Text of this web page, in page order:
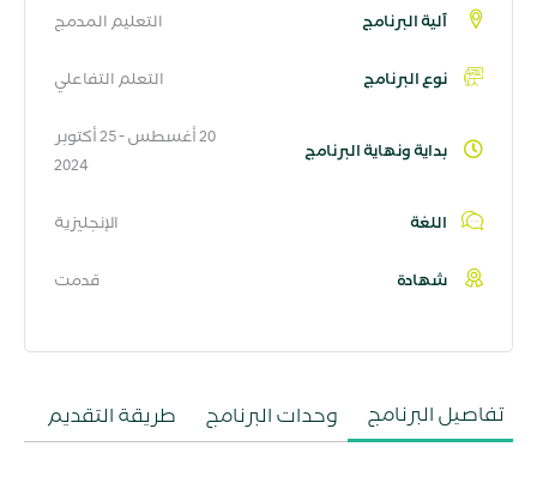
تفاصيل البرنامج وحدات البرنامج طريقة التقديم
آلية البرنامج التعليم المدمج
نوع البرنامج التعلم التفاعلي
بداية ونهاية البرنامج
20 أغسطس - 25 أكتوبر
2024
اللغة الإنجليزية
شهادة قدمت